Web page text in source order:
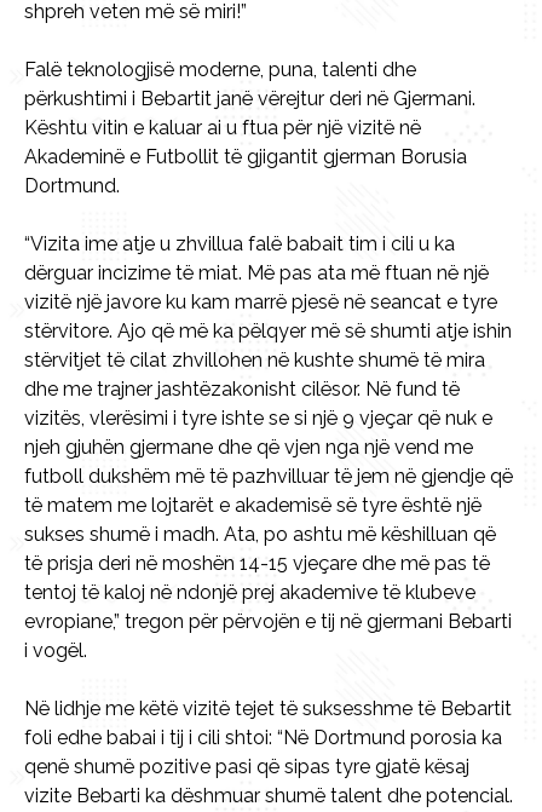
shpreh veten më së miri!”
Falë teknologjisë moderne, puna, talenti dhe
përkushtimi i Bebartit janë vërejtur deri në Gjermani.
Kështu vitin e kaluar ai u ftua për një vizitë në
Akademinë e Futbollit të gjigantit gjerman Borusia
Dortmund.
“Vizita ime atje u zhvillua falë babait tim i cili u ka
dërguar incizime të miat. Më pas ata më ftuan në një
vizitë një javore ku kam marrë pjesë në seancat e tyre
stërvitore. Ajo që më ka pëlqyer më së shumti atje ishin
stërvitjet të cilat zhvillohen në kushte shumë të mira
dhe me trajner jashtëzakonisht cilësor. Në fund të
vizitës, vlerësimi i tyre ishte se si një 9 vjeçar që nuk e
njeh gjuhën gjermane dhe që vjen nga një vend me
futboll dukshëm më të pazhvilluar të jem në gjendje që
të matem me lojtarët e akademisë së tyre është një
sukses shumë i madh. Ata, po ashtu më këshilluan që
të prisja deri në moshën 14-15 vjeçare dhe më pas të
tentoj të kaloj në ndonjë prej akademive të klubeve
evropiane,” tregon për përvojën e tij në gjermani Bebarti
i vogël.
Në lidhje me këtë vizitë tejet të suksesshme të Bebartit
foli edhe babai i tij i cili shtoi: “Në Dortmund porosia ka
qenë shumë pozitive pasi që sipas tyre gjatë kësaj
vizite Bebarti ka dëshmuar shumë talent dhe potencial.